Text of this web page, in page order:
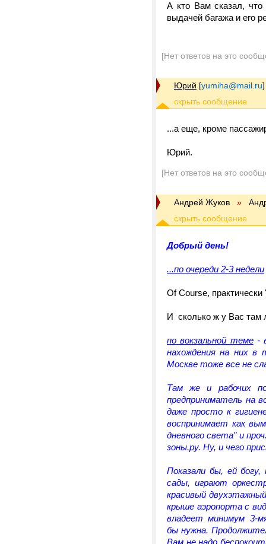
А кто Вам сказал,
выдачей багажа и его
[Нет ответов на это
Юрий [yumiha@mail.ru]
...а еще, кроме
Юрий.
[Нет ответов на это
Андрей Жуков »
Добрый день!
...по очереди 2-3 недели
Of Course,
И сколько ж у Вас там
по вокзальной теме-
нахождения на них в
Москве тоже все не
Там же и рабочих
предприниматель на
даже просто к
воспринимает как
дневного света" и
зоны.ру. Ну, и чего
Показали бы, ей
сады, играют
красивый
крыше аэропорта с
владеет минимум 3-
бы нужна.
Вам не надо